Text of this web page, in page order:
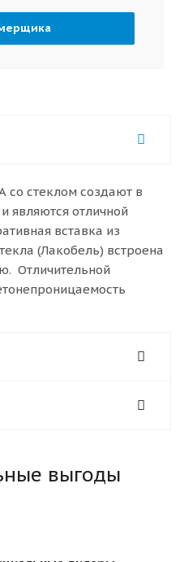
стеклом создают в
являются отличной
вставка из
(Лакобель) встроена
Отличительной
выгоды